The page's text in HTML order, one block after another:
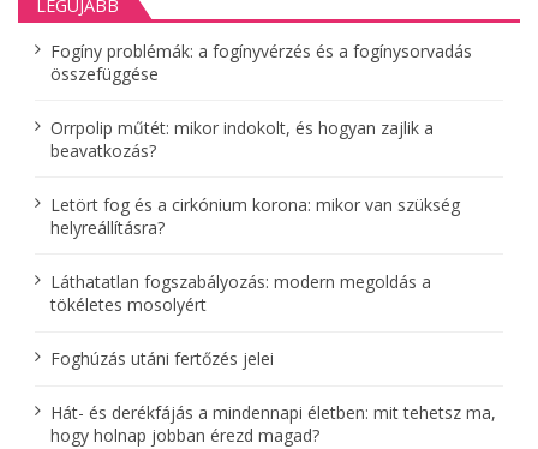
i
g
á
i
LEGÚJABB
Fogíny problémák: a fogínyvérzés és a fogínysorvadás
összefüggése
Orrpolip műtét: mikor indokolt, és hogyan zajlik a
beavatkozás?
Letört fog és a cirkónium korona: mikor van szükség
helyreállításra?
Láthatatlan fogszabályozás: modern megoldás a
tökéletes mosolyért
Foghúzás utáni fertőzés jelei
Hát- és derékfájás a mindennapi életben: mit tehetsz ma,
hogy holnap jobban érezd magad?